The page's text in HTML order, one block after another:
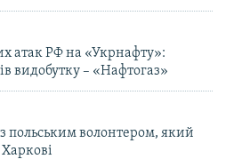
атак РФ на «Укрнафту»:
видобутку – «Нафтогаз»
польським волонтером, який